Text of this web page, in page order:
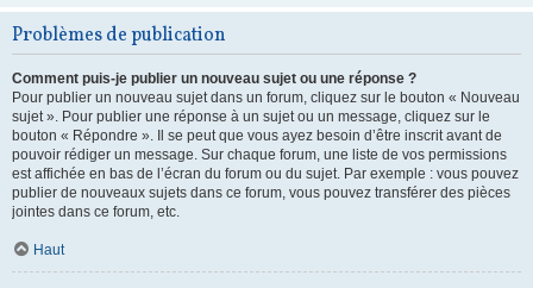
Problèmes de publication
Comment puis-je publier un nouveau sujet ou une réponse ?
Pour publier un nouveau sujet dans un forum, cliquez sur le bouton « Nouveau
sujet ». Pour publier une réponse à un sujet ou un message, cliquez sur le
bouton « Répondre ». Il se peut que vous ayez besoin d’être inscrit avant de
pouvoir rédiger un message. Sur chaque forum, une liste de vos permissions
est affichée en bas de l’écran du forum ou du sujet. Par exemple : vous pouvez
publier de nouveaux sujets dans ce forum, vous pouvez transférer des pièces
jointes dans ce forum, etc.
Haut